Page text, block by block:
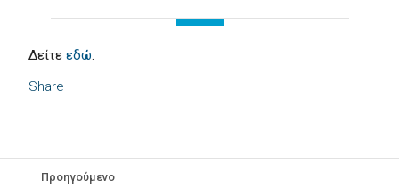
Share
Δείτεεδώ.
Προηγούμενο